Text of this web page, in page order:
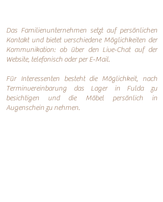
Das Familienunternehmen setzt auf persönlichen
Kontakt und bietet verschiedene Möglichkeiten der
Kommunikation: ob über den Live-Chat auf der
Website, telefonisch oder perE-Mail.
Für Interessenten besteht die Möglichkeit, nach
Terminvereinbarung das Lager in Fulda zu
besichtigen und die Möbel persönlich in
Augenschein zu nehmen.